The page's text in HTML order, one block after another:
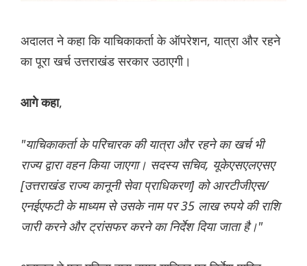
अदालत ने कहा कि याचिकाकर्ता के ऑपरेशन, यात्रा और रहने
का पूरा खर्च उत्तराखंड सरकार उठाएगी।
आगे कहा,
"याचिकाकर्ता के परिचारक की यात्रा और रहने का खर्च भी
राज्य द्वारा वहन किया जाएगा। सदस्य सचिव, यूकेएसएलएसए
[उत्तराखंड राज्य कानूनी सेवा प्राधिकरण] को आरटीजीएस/
एनईएफटी के माध्यम से उसके नाम पर 35 लाख रुपये की राशि
जारी करने और ट्रांसफर करने का निर्देश दिया जाता है।"